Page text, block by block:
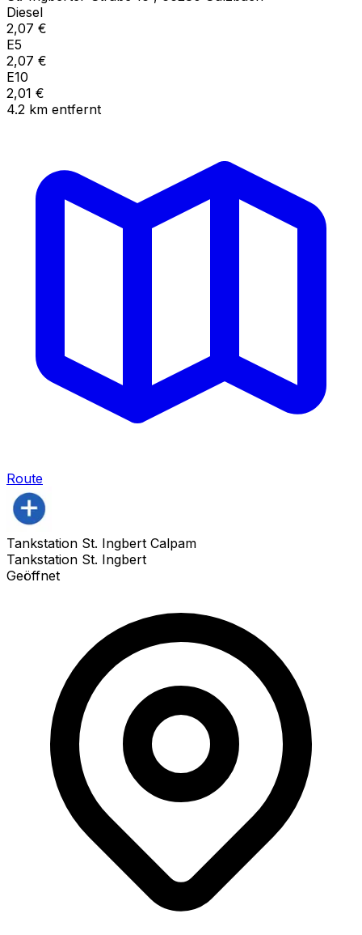
Diesel
2,07 €
E5
2,07 €
E10
2,01 €
4.2 km entfernt
Route
Tankstation St. Ingbert Calpam
Tankstation St. Ingbert
Geöffnet